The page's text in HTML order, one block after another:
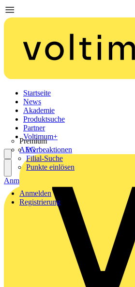
Startseite
News
Akademie
Produktsuche
Partner
Premium
AEG
Voltimum+
Werbeaktionen
Filial-Suche
Punkte einlösen
Anmelden
Registrierung
Anmelden